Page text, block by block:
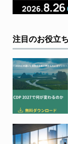
注目のお役立